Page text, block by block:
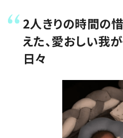
2人きりの時間の
えた、愛おしい我
日々